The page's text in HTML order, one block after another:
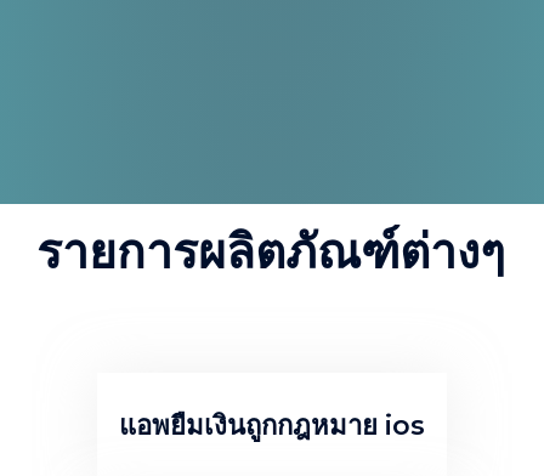
รายการผลิตภัณฑ์ต่างๆ
แอพยืมเงินถูกกฎหมาย ios